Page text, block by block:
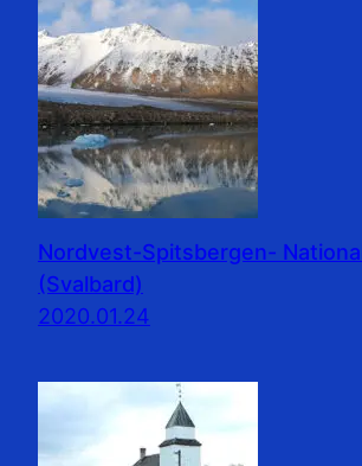
Nordvest-Spitsbergen-
(Svalbard)
2020.01.24